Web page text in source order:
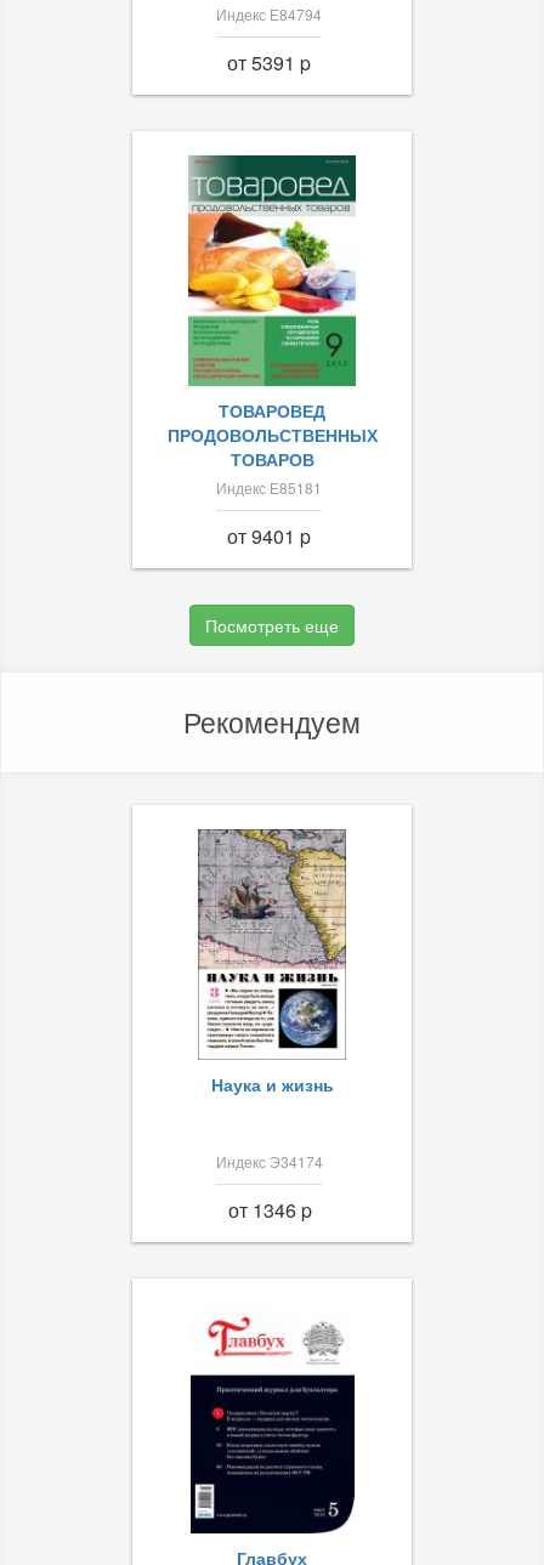
Индекс Е84794
от 5391 p
ТОВАРОВЕД
ПРОДОВОЛЬСТВЕННЫХ
ТОВАРОВ
Индекс Е85181
от 9401 p
Посмотреть еще
Рекомендуем
Наука и жизнь
Индекс Э34174
от 1346 p
Главбух